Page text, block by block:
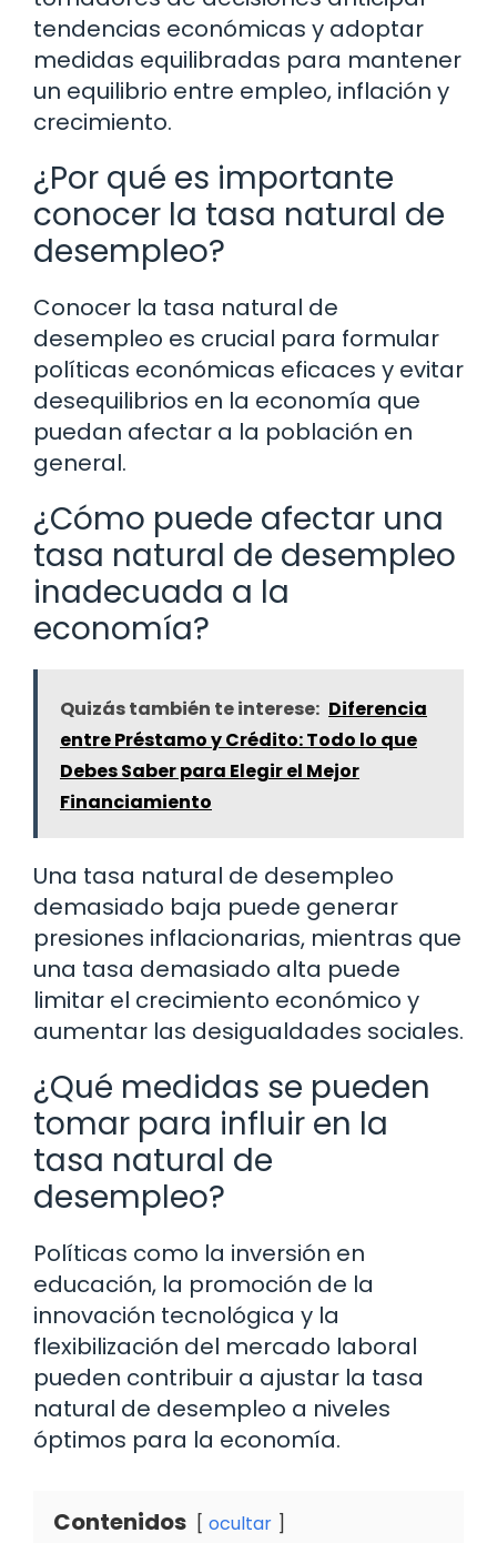
tendencias económicas y adoptar
medidas equilibradas para mantener
un equilibrio entre empleo, inflación y
crecimiento.
¿Por qué es importante
conocer la tasa natural de
desempleo?
Conocer la tasa natural de
desempleo es crucial para formular
políticas económicas eficaces y evitar
desequilibrios en la economía que
puedan afectar a la población en
general.
¿Cómo puede afectar una
tasa natural de desempleo
inadecuada a la
economía?
Quizás también te interese: Diferencia
entre Préstamo y Crédito: Todo lo que
Debes Saber para Elegir el Mejor
Financiamiento
Una tasa natural de desempleo
demasiado baja puede generar
presiones inflacionarias, mientras que
una tasa demasiado alta puede
limitar el crecimiento económico y
aumentar las desigualdades sociales.
¿Qué medidas se pueden
tomar para influir en la
tasa natural de
desempleo?
Políticas como la inversión en
educación, la promoción de la
innovación tecnológica y la
flexibilización del mercado laboral
pueden contribuir a ajustar la tasa
natural de desempleo a niveles
óptimos para la economía.
Contenidos ocultar